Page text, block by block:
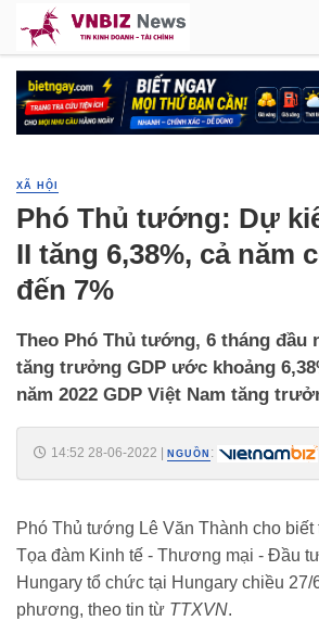
XÃ HỘI
Phó Thủ tướng: Dự
II tăng 6,38%, cả năm
đến 7%
Theo Phó Thủ tướng, 6 tháng đầu
tăng trưởng GDP ước khoảng
năm 2022 GDP Việt Nam tăng
14:52 28-06-2022 NGUỒN :
Phó Thủ tướng Lê Văn Thành cho biết
Tọa đàm Kinh tế - Thương mại - Đầu
Hungary tổ chức tại Hungary chiều
phương, theo tin từ TTXVN.